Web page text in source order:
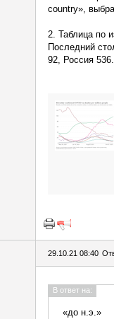
country»,
2. Таблица по
Последний
92, Россия
29.10.21 08:40
В ответ на:
«до н.э.»